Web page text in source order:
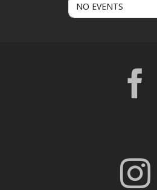
NO EVENTS